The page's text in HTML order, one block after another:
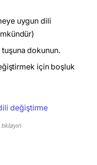
uygun dili
dokunun.
için boşluk